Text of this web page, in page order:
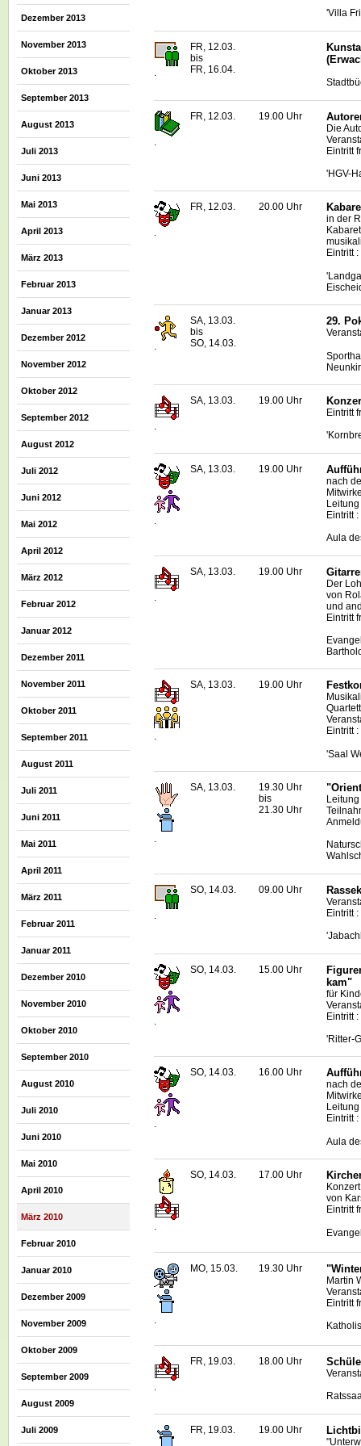
Dezember 2013
November 2013
Oktober 2013
September 2013
August 2013
Juli 2013
Juni 2013
Mai 2013
April 2013
März 2013
Februar 2013
Januar 2013
Dezember 2012
November 2012
Oktober 2012
September 2012
August 2012
Juli 2012
Juni 2012
Mai 2012
April 2012
März 2012
Februar 2012
Januar 2012
Dezember 2011
November 2011
Oktober 2011
September 2011
August 2011
Juli 2011
Juni 2011
Mai 2011
April 2011
März 2011
Februar 2011
Januar 2011
Dezember 2010
November 2010
Oktober 2010
September 2010
August 2010
Juli 2010
Juni 2010
Mai 2010
April 2010
März 2010
Februar 2010
Januar 2010
Dezember 2009
November 2009
Oktober 2009
September 2009
August 2009
Juli 2009
'Villa
.
FR, 12.03.
bis
FR, 16.04.
FR, 12.03. 19.00 Uhr
Die
Eintritt
'HGV-
.
FR, 12.03. 20.00 Uhr
in der
Eintritt
.
SA, 13.03.
bis
SO, 14.03.
29.
.
SA, 13.03. 19.00 Uhr
Eintritt
SA, 13.03. 19.00 Uhr
nach
Eintritt
Aula
SA, 13.03. 19.00 Uhr
Der
von
und
Eintritt
.
SA, 13.03. 19.00 Uhr
Eintritt
'Saal
.
SA, 13.03.
19.30 Uhr
bis
21.30 Uhr
.
SO, 14.03. 09.00 Uhr
Eintritt
SO, 14.03. 15.00 Uhr
kam"
für
Eintritt
'Ritter-
.
SO, 14.03. 16.00 Uhr
nach
Eintritt
Aula
.
SO, 14.03. 17.00 Uhr
von
Eintritt
MO, 15.03. 19.30 Uhr
Martin
Eintritt
.
FR, 19.03. 18.00 Uhr
FR, 19.03. 19.00 Uhr